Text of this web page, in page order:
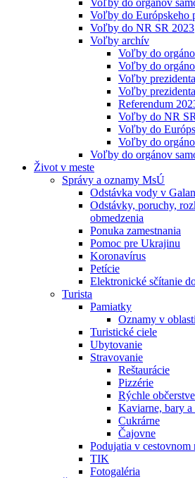
Voľby do orgánov
Voľby do Európskeho
Voľby do NR SR 2023
Voľby archív
Voľby do
Voľby do
Voľby
Voľby
Referendum
Voľby do NR
Voľby do
Voľby do
Voľby do orgánov
Život v meste
Správy a oznamy MsÚ
Odstávka vody v
Odstávky, poruchy,
obmedzenia
Ponuka zamestnania
Pomoc pre Ukrajinu
Koronavírus
Petície
Elektronické sčítanie
Turista
Pamiatky
Oznamy v
Turistické ciele
Ubytovanie
Stravovanie
Reštaurácie
Pizzérie
Rýchle
Kaviarne, bary
Cukrárne
Čajovne
Podujatia v cestovnom
TIK
Fotogaléria